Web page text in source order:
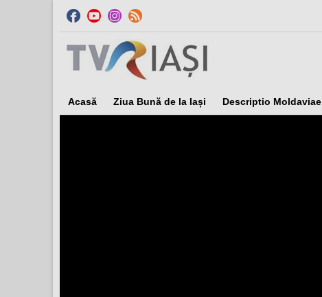
Acasă Ziua Bună de la Iași Descriptio Moldaviae